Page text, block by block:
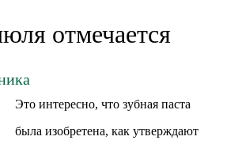
отмечается
Это интересно, что зубная паста
была изобретена, как утверждают